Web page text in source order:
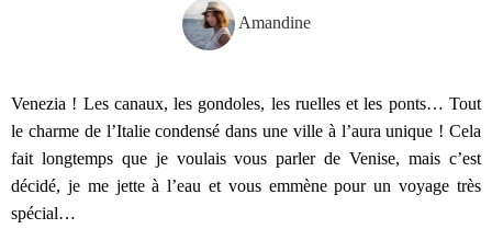
Amandine
Venezia ! Les canaux, les gondoles, les ruelles et les ponts… Tout
le charme de l’Italie condensé dans une ville à l’aura unique ! Cela
fait longtemps que je voulais vous parler de Venise, mais c’est
décidé, je me jette à l’eau et vous emmène pour un voyage très
spécial…